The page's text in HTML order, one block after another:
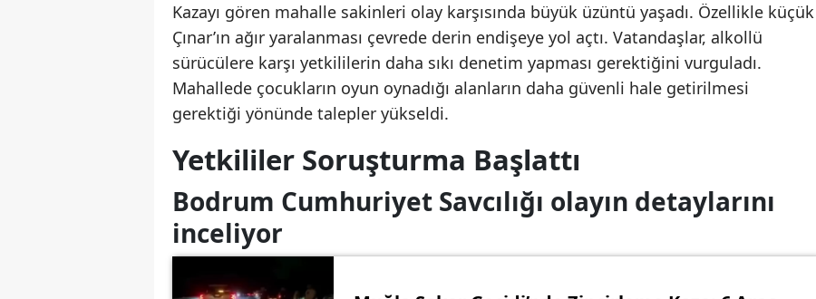
Kazayı gören mahalle sakinleri olay karşısında büyük üzüntü yaşadı. Özellikle küçük
Çınar’ın ağır yaralanması çevrede derin endişeye yol açtı. Vatandaşlar, alkollü
sürücülere karşı yetkililerin daha sıkı denetim yapması gerektiğini vurguladı.
Mahallede çocukların oyun oynadığı alanların daha güvenli hale getirilmesi
gerektiği yönünde talepler yükseldi.
Yetkililer Soruşturma Başlattı
Bodrum Cumhuriyet Savcılığı olayın detaylarını
inceliyor